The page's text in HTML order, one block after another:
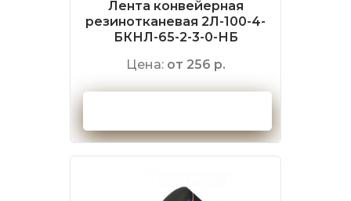
Лента конвейерная
резинотканевая 2Л-100-4-
БКНЛ-65-2-3-0-НБ
Цена: от 256 р.